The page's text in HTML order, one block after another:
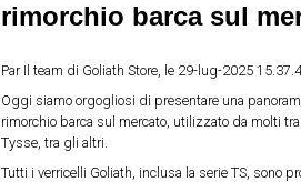
rimorchio barca sul
Par Il team di Goliath Store, le 29-lug-2025
Oggi siamo orgogliosi di presentare una
rimorchio barca sul mercato, utilizzato da molti
Tysse, tra gli altri.
Tutti i verricelli Goliath, inclusa la serie TS, sono